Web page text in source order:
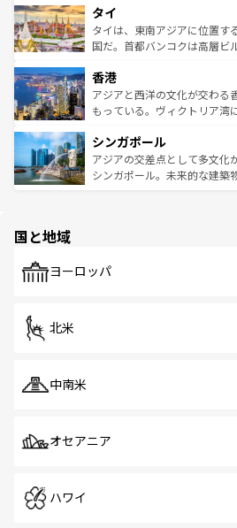
リティに包まれながら、韓国
わってみてほし
覧を参照してほしい。
急速な発展と共に伝統が息づ
ーチミン市のフランス統治時
醸し出している。また、バラ
とつ。フォーやバインミー、
ひ現地で味わいたい。どの地
が旅行者を迎えてくれるので
参照してほしい。
タイ
タイは、東南アジアに位置す
国だ。首都バンコクは高層ビ
の活気が交差している。北部
帯で自然と触れ合い、南部で
いビーチでリゾート気分を楽
激する。気候は一年中温暖で
が待っている。親しみやすい
た文化、そして多様な観光資
香港
アジアと西洋の文化が交わる
もっている。ヴィクトリア湾
み、どこを訪れても感動する
ており、効率よく見どころを
うな絶景から文化的な体験ま
シンガポール
アジアの交差点として多文化
シンガポール。未来的な建築
で、ホーカーズは地元の風情
国と地域
ヨーロッパ
北米
中南米
オセアニア
ハワイ